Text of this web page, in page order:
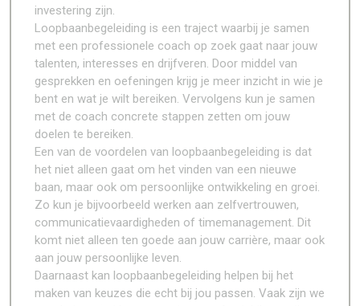
investering zijn.
Loopbaanbegeleiding is een traject waarbij je samen
met een professionele coach op zoek gaat naar jouw
talenten, interesses en drijfveren. Door middel van
gesprekken en oefeningen krijg je meer inzicht in wie je
bent en wat je wilt bereiken. Vervolgens kun je samen
met de coach concrete stappen zetten om jouw
doelen te bereiken.
Een van de voordelen van loopbaanbegeleiding is dat
het niet alleen gaat om het vinden van een nieuwe
baan, maar ook om persoonlijke ontwikkeling en groei.
Zo kun je bijvoorbeeld werken aan zelfvertrouwen,
communicatievaardigheden of timemanagement. Dit
komt niet alleen ten goede aan jouw carrière, maar ook
aan jouw persoonlijke leven.
Daarnaast kan loopbaanbegeleiding helpen bij het
maken van keuzes die echt bij jou passen. Vaak zijn we